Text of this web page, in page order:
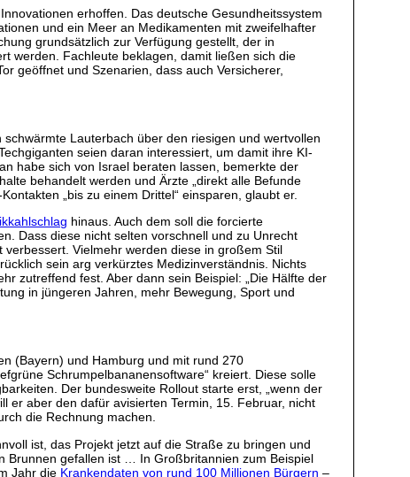
erhoffen. Das deutsche Gesundheitssystem
und ein Meer an Medikamenten mit zweifelhafter
grundsätzlich zur Verfügung gestellt, der in
werden. Fachleute beklagen, damit ließen sich die
geöffnet und Szenarien, dass auch Versicherer,
Lauterbach über den riesigen und wertvollen
seien daran interessiert, um damit ihre KI-
habe sich von Israel beraten lassen, bemerkte der
behandelt werden und Ärzte „direkt alle Befunde
„bis zu einem Drittel“ einsparen, glaubt er.
hinaus. Auch dem soll die forcierte
Dass diese nicht selten vorschnell und zu Unrecht
Vielmehr werden diese in großem Stil
sein arg verkürztes Medizinverständnis. Nichts
zutreffend fest. Aber dann sein Beispiel: „Die Hälfte der
in jüngeren Jahren, mehr Bewegung, Sport und
(Bayern) und Hamburg und mit rund 270
Schrumpelbananensoftware“ kreiert. Diese solle
Der bundesweite Rollout starte erst, „wenn der
er aber den dafür avisierten Termin, 15. Februar, nicht
die Rechnung machen.
ist, das Projekt jetzt auf die Straße zu bringen und
Brunnen gefallen ist … In Großbritannien zum Beispiel
Jahr die Krankendaten von rund 100 Millionen Bürgern –